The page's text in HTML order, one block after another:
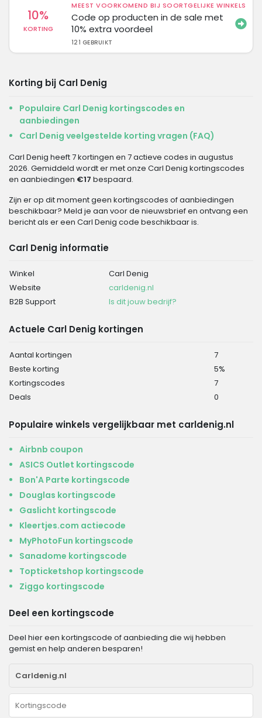
10%
KORTING
MEEST VOORKOMEND BIJ SOORTGELIJKE WINKELS
Code op producten in de sale met
10% extra voordeel
121 GEBRUIKT
Korting bij Carl Denig
Populaire Carl Denig kortingscodes en
aanbiedingen
Carl Denig veelgestelde korting vragen (FAQ)
Carl Denig heeft 7 kortingen en 7 actieve codes in augustus
2026. Gemiddeld wordt er met onze Carl Denig kortingscodes
en aanbiedingen €17 bespaard.
Zijn er op dit moment geen kortingscodes of aanbiedingen
beschikbaar? Meld je aan voor de nieuwsbrief en ontvang een
bericht als er een Carl Denig code beschikbaar is.
Carl Denig informatie
Winkel
Carl Denig
Website
carldenig.nl
B2B Support
Is dit jouw bedrijf?
Actuele Carl Denig kortingen
Aantal kortingen
7
Beste korting
5%
Kortingscodes
7
Deals
0
Populaire winkels vergelijkbaar met carldenig.nl
Airbnb coupon
ASICS Outlet kortingscode
Bon'A Parte kortingscode
Douglas kortingscode
Gaslicht kortingscode
Kleertjes.com actiecode
MyPhotoFun kortingscode
Sanadome kortingscode
Topticketshop kortingscode
Ziggo kortingscode
Deel een kortingscode
Deel hier een kortingscode of aanbieding die wij hebben
gemist en help anderen besparen!